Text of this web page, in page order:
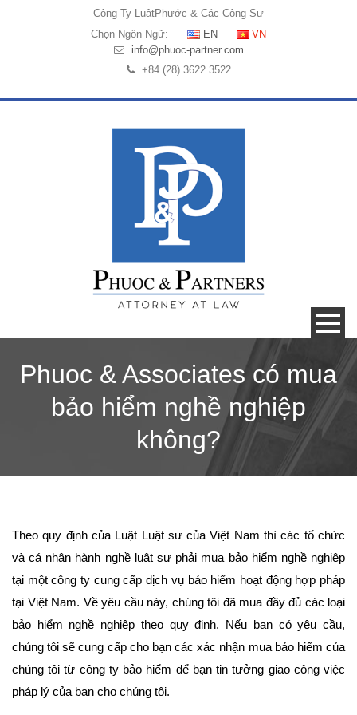
Công Ty LuậtPhước & Các Cộng Sự
Chọn Ngôn Ngữ:
EN
VN
info@phuoc-partner.com
+84 (28) 3622 3522
Phuoc & Associates có mua
bảo hiểm nghề nghiệp
không?
Theo quy định của Luật Luật sư của Việt Nam thì các tổ chức
và cá nhân hành nghề luật sư phải mua bảo hiểm nghề nghiệp
tại một công ty cung cấp dịch vụ bảo hiểm hoạt động hợp pháp
tại Việt Nam. Về yêu cầu này, chúng tôi đã mua đầy đủ các loại
bảo hiểm nghề nghiệp theo quy định. Nếu bạn có yêu cầu,
chúng tôi sẽ cung cấp cho bạn các xác nhận mua bảo hiểm của
chúng tôi từ công ty bảo hiểm để bạn tin tưởng giao công việc
pháp lý của bạn cho chúng tôi.